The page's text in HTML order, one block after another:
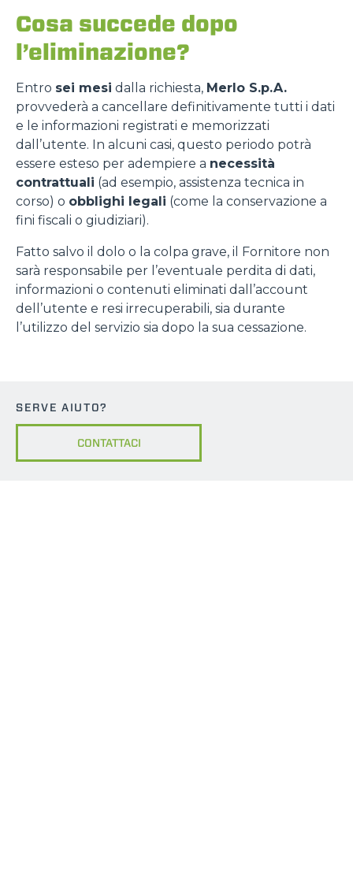
Cosa succede dopo
l’eliminazione?
Entro sei mesi dalla richiesta, Merlo S.p.A.
provvederà a cancellare definitivamente tutti i dati
e le informazioni registrati e memorizzati
dall’utente. In alcuni casi, questo periodo potrà
essere esteso per adempiere a necessità
contrattuali (ad esempio, assistenza tecnica in
corso) o obblighi legali (come la conservazione a
fini fiscali o giudiziari).
Fatto salvo il dolo o la colpa grave, il Fornitore non
sarà responsabile per l’eventuale perdita di dati,
informazioni o contenuti eliminati dall’account
dell’utente e resi irrecuperabili, sia durante
l’utilizzo del servizio sia dopo la sua cessazione.
SERVE AIUTO?
CONTATTACI